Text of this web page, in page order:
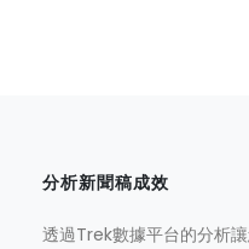
分析新聞稿成效
透過Trek數據平台的分析